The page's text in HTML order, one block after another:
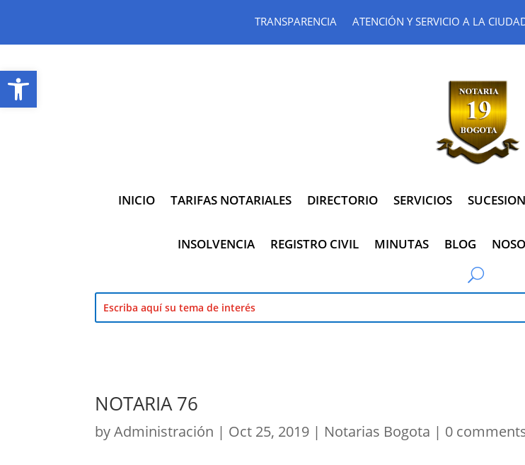
Abrir barra de herramientas
TRANSPARENCIA ATENCIÓN Y SERVICIO A LA
INICIO TARIFAS NOTARIALES DIRECTORIO SERVICIOS
INSOLVENCIA REGISTRO CIVIL MINUTAS BLOG
NOTARIA 76
byAdministración | Oct 25, 2019 | Notarias Bogota | 0